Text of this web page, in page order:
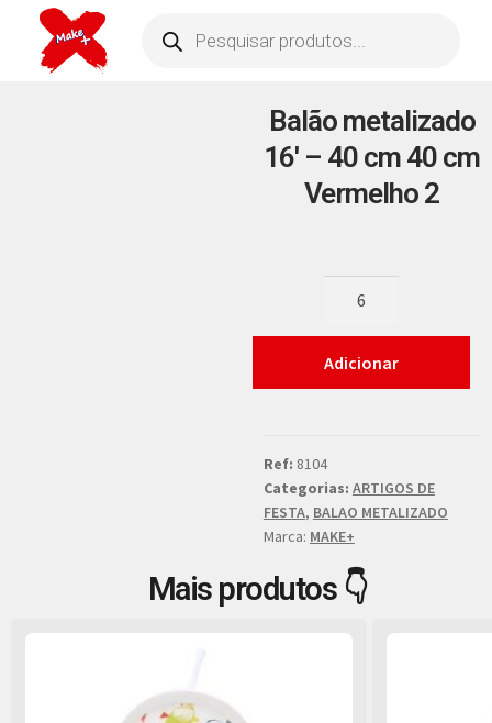
Balão metalizado
16′ – 40 cm 40 cm
Vermelho 2
Adicionar
Ref: 8104
Categorias: ARTIGOS DE
FESTA, BALAO METALIZADO
Marca: MAKE+
Mais produtos 👇